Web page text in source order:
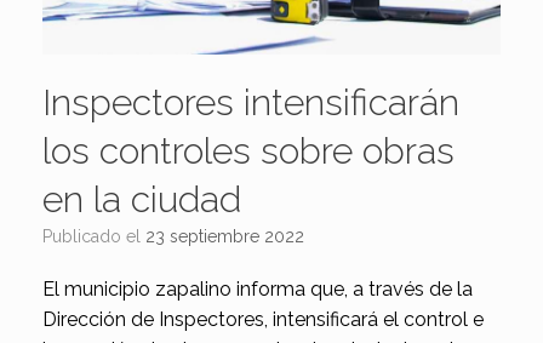
Inspectores intensificarán
los controles sobre obras
en la ciudad
Publicado el 23 septiembre 2022
El municipio zapalino informa que, a través de la
Dirección de Inspectores, intensificará el control e